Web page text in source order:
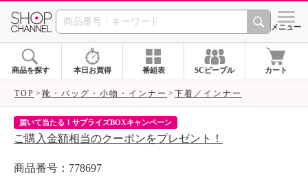
SHOP CHANNEL シメニュー
商品を探す 本日お買得 番組表 SCピープル カート
TOP 靴・バッグ・小物・インナー 下着／インナー
届いて当たる！サプライズBOXキャンペーン
ご購入金額相当のクーポンをプレゼント！
商品番号：778697